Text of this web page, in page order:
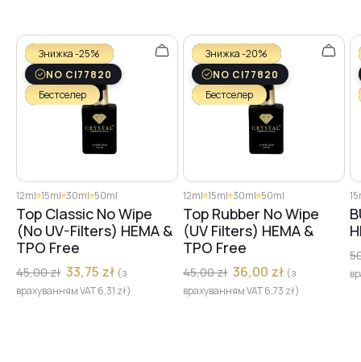
Знижка -25%
NO CI77820
Бестселер
12ml 15ml 30ml 50ml
Top Classic No Wipe
(No UV-Filters) HEMA &
TPO Free
45,00zł 33,75 zł (з
врахуванням VAT6,31 zł)
Знижка -20%
NO CI77820
Бестселер
12ml 15ml 30ml 50ml
Top Rubber No Wipe
(UV Filters) HEMA &
TPO Free
45,00zł 36,00 zł (з
врахуванням VAT6,73 zł)